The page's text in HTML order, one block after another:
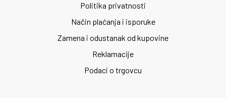
Politika privatnosti
Način plaćanja i isporuke
Zamena i odustanak od kupovine
Reklamacije
Podaci o trgovcu